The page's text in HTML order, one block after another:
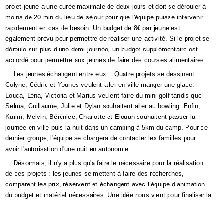
projet jeune a une durée maximale de deux jours et doit se dérouler à
moins de 20 min du lieu de séjour pour que l'équipe puisse intervenir
rapidement en cas de besoin. Un budget de 8€ par jeune est
également prévu pour permettre de réaliser une activité. Si le projet se
déroule sur plus d’une demi-journée, un budget supplémentaire est
accordé pour permettre aux jeunes de faire des courses alimentaires.
Les jeunes échangent entre eux... Quatre projets se dessinent :
Colyne, Cédric et Younes veulent aller en ville manger une glace.
Louca, Léna, Victoria et Marius veulent faire du mini-golf tandis que
Selma, Guillaume, Julie et Dylan souhaitent aller au bowling. Enfin,
Karim, Melvin, Bérénice, Charlotte et Elouan souhaitent passer la
journée en ville puis la nuit dans un camping à 5km du camp. Pour ce
dernier groupe, l'équipe se chargera de contacter les familles pour
avoir l'autorisation d'une nuit en autonomie.
Désormais, il n'y a plus qu'à faire le nécessaire pour la réalisation
de ces projets : les jeunes se mettent à faire des recherches,
comparent les prix, réservent et échangent avec l’équipe d’animation
du budget et matériel nécessaires. Une idée nous vient pour finaliser la